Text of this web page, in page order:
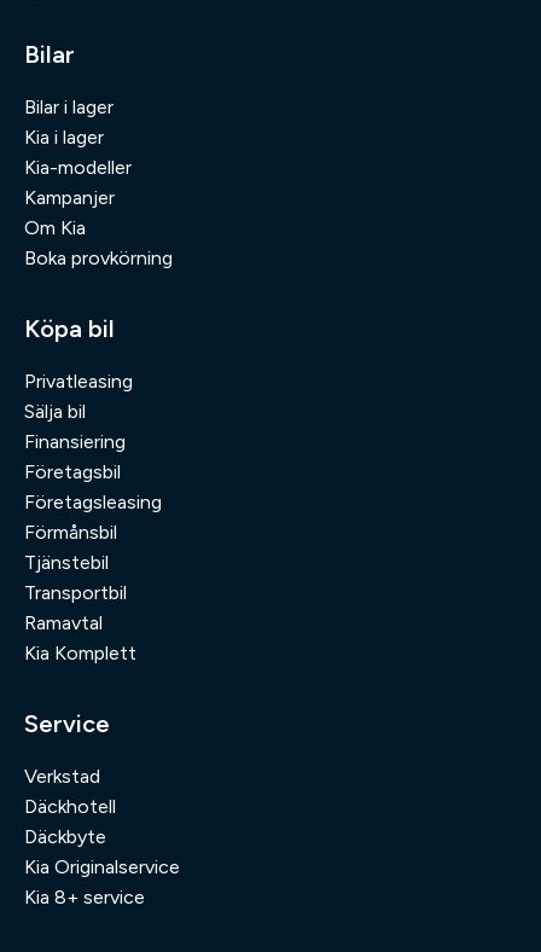
Bilar
Bilar i lager
Kia i lager
Kia-modeller
Kampanjer
Om Kia
Boka provkörning
Köpa bil
Privatleasing
Sälja bil
Finansiering
Företagsbil
Företagsleasing
Förmånsbil
Tjänstebil
Transportbil
Ramavtal
Kia Komplett
Service
Verkstad
Däckhotell
Däckbyte
Kia Originalservice
Kia 8+ service